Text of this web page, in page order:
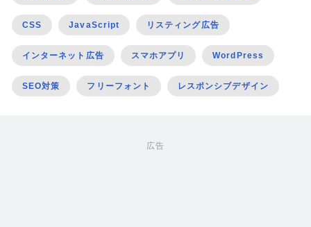
CSS JavaScript リスティング広告
インターネット広告 スマホアプリ WordPress
SEO対策 フリーフォント レスポンシブデザイン
広告